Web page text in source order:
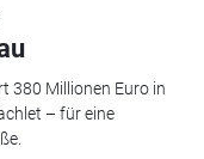
380 Millionen Euro in
– für eine